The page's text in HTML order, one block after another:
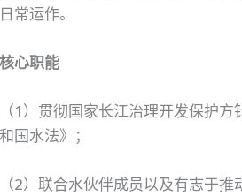
日常运作。
核心职能
（1）贯彻国家长江治理开发保护方
和国水法》；
（2）联合水伙伴成员以及有志于推